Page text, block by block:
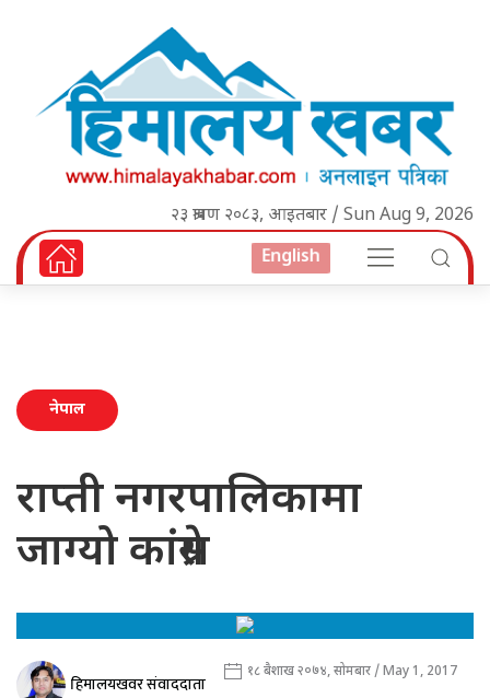
२३ श्रावण २०८३, आइतबार / Sun Aug 9, 2026
English
नेपाल
राप्ती नगरपालिकामा
जाग्यो कांग्रेस
हिमालयखवर संवाददाता १८ बैशाख २०७४, सोमबार / May 1, 2017